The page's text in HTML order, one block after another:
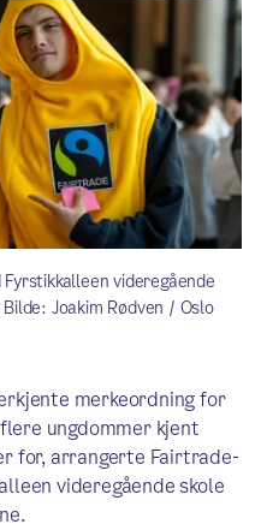
videregående
Joakim Rødven / Oslo
merkeordning for
ungdommer kjent
for, arrangerte Fairtrade-
videregående skole